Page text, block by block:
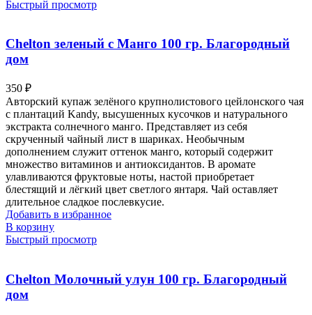
Быстрый просмотр
Chelton зеленый с Манго 100 гр. Благородный
дом
350 ₽
Авторский купаж зелёного крупнолистового цейлонского чая
с плантаций Kandy, высушенных кусочков и натурального
экстракта солнечного манго. Представляет из себя
скрученный чайный лист в шариках. Необычным
дополнением служит оттенок манго, который содержит
множество витаминов и антиоксидантов. В аромате
улавливаются фруктовые ноты, настой приобретает
блестящий и лёгкий цвет светлого янтаря. Чай оставляет
длительное сладкое послевкусие.
Добавить в избранное
В корзину
Быстрый просмотр
Chelton Молочный улун 100 гр. Благородный
дом